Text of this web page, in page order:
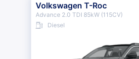
Volkswagen T-Roc
Advance 2.0 TDI 85kW (115CV)
Diesel